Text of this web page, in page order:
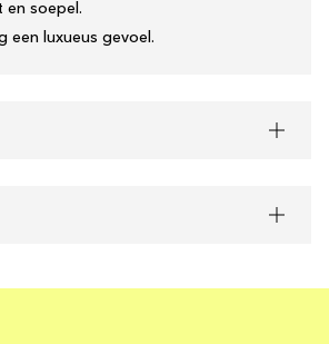
en soepel.
een luxueus gevoel.